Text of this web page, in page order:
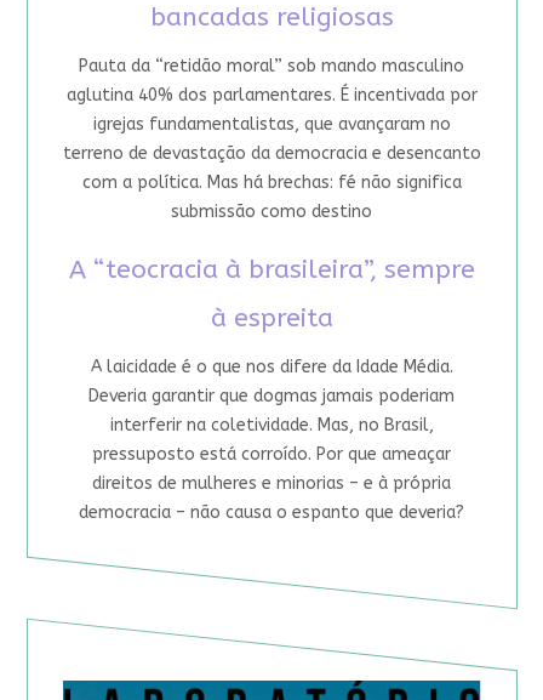
bancadas religiosas
Pauta da “retidão moral” sob mando masculino
aglutina 40% dos parlamentares. É incentivada por
igrejas fundamentalistas, que avançaram no
terreno de devastação da democracia e desencanto
com a política. Mas há brechas: fé não significa
submissão como destino
A “teocracia à brasileira”, sempre
à espreita
A laicidade é o que nos difere da Idade Média.
Deveria garantir que dogmas jamais poderiam
interferir na coletividade. Mas, no Brasil,
pressuposto está corroído. Por que ameaçar
direitos de mulheres e minorias – e à própria
democracia – não causa o espanto que deveria?